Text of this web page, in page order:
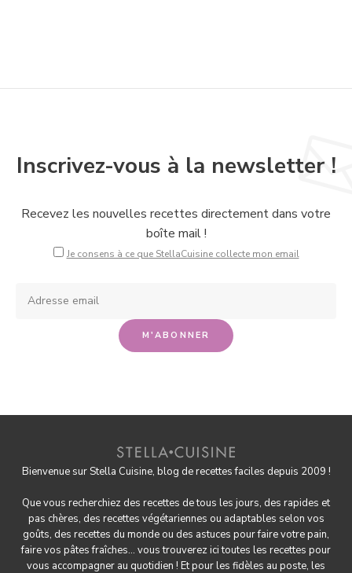
Inscrivez-vous à la newsletter !
Recevez les nouvelles recettes directement dans votre
boîte mail !
Je consens à ce que StellaCuisine collecte mon email
Bienvenue sur Stella Cuisine, blog de recettes faciles depuis 2009 !
Que vous recherchiez des recettes de tous les jours, des rapides et
pas chères, des recettes végétariennes ou adaptables selon vos
goûts, des recettes du monde ou des astuces pourfaire votre pain,
fairevos pâtes fraîches... vous trouverez ici toutes les recettes pour
vous accompagner au quotidien ! Et pour les fidèles au poste, les